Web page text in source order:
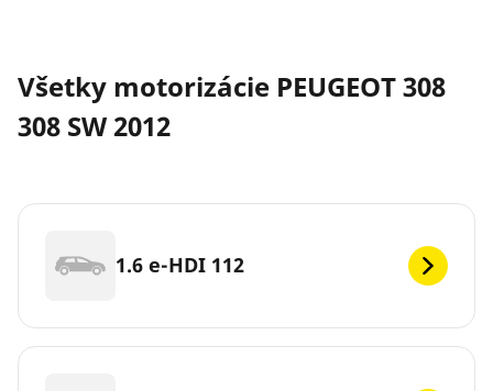
Všetky motorizácie PEUGEOT 308
308 SW 2012
1.6 e-HDI 112